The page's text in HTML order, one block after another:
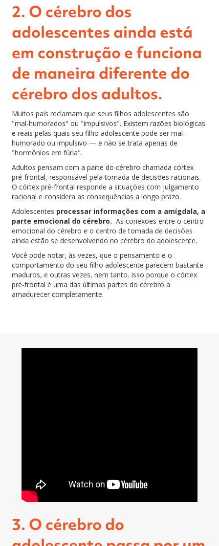
2. O cérebro dos
adolescentes ainda está
em construção e funciona
de maneira diferente do
cérebro dos adultos.
Muitos pais reclamam que seus filhos adolescentes são
"mal-humorados" ou "impulsivos". Existem razões biológicas
e reais pelas quais seu filho adolescente pode ser mal-
humorado ou impulsivo — e não se trata apenas de
"hormônios em fúria".
Adultos pensam com a parte do cérebro chamada córtex
pré-frontal, responsável pela tomada de decisões racionais.
O córtex pré-frontal responde a situações com julgamento
racional e considera as consequências a longo prazo.
Adolescentes processar informações com a amígdala, a
parte emocional do cérebro. As conexões entre o centro
emocional do cérebro e o centro de tomada de decisões
ainda estão se desenvolvendo no cérebro do adolescente.
Você pode notar, às vezes, que o pensamento e o
comportamento do seu filho adolescente parecem bastante
maduros, e outras vezes, nem tanto. Isso porque o córtex
pré-frontal é uma das últimas partes do cérebro a
amadurecer completamente.
3. O cérebro do